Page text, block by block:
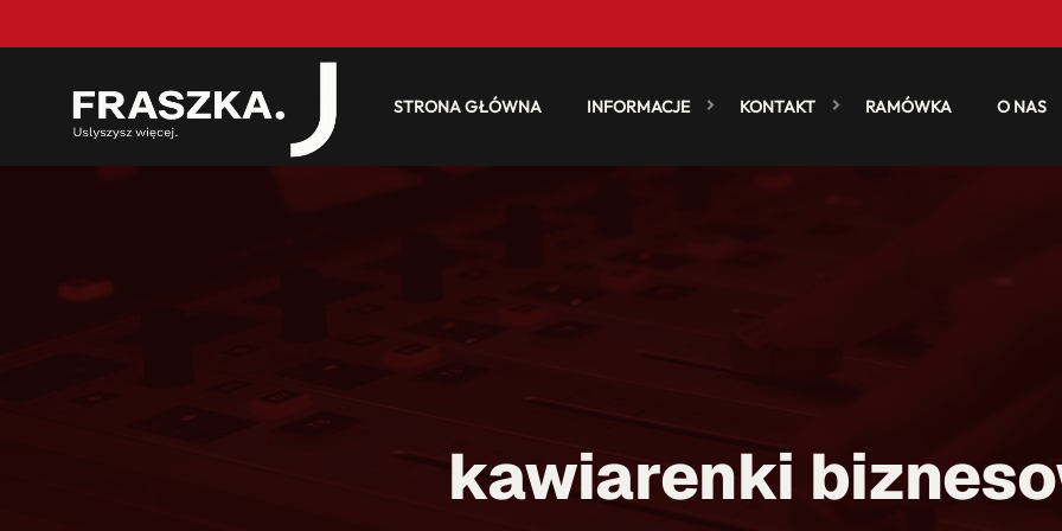
STRONA GŁÓWNA INFORMACJE KONTAKT RAMÓWKA O NAS
kawiarenki